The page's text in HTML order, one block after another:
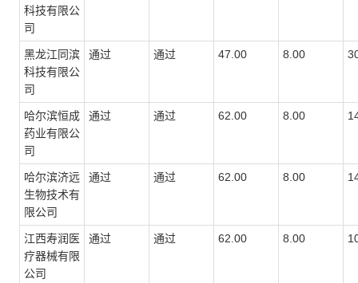
科技有限公
司
黑龙江同滨
科技有限公
司
通过 通过 47.00 8.00
哈尔滨恒成
药业有限公
司
通过 通过 62.00 8.00
哈尔滨济远
生物技术有
限公司
通过 通过 62.00 8.00
江西寿润医
疗器械有限
公司
通过 通过 62.00 8.00